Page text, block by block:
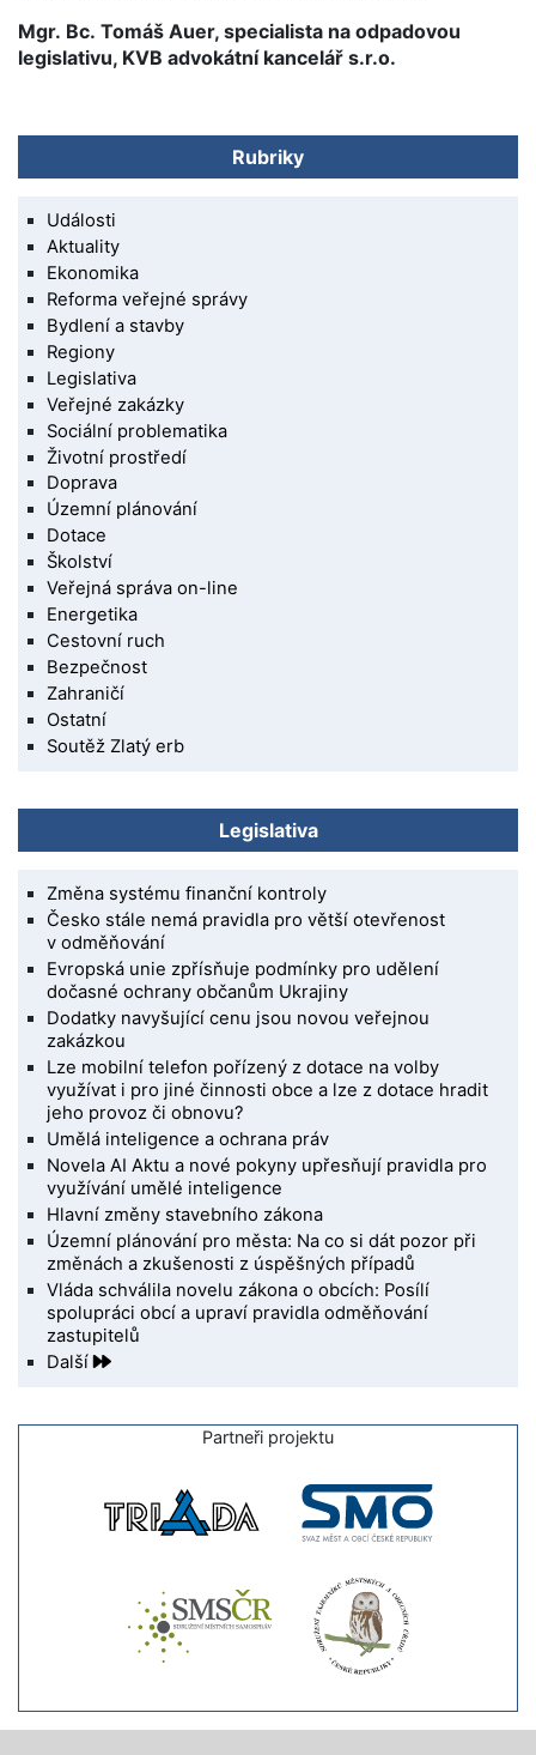
Mgr. Bc. Tomáš Auer, specialista na odpadovou
legislativu, KVB advokátní kancelář s.r.o.
Rubriky
Události
Aktuality
Ekonomika
Reforma veřejné správy
Bydlení a stavby
Regiony
Legislativa
Veřejné zakázky
Sociální problematika
Životní prostředí
Doprava
Územní plánování
Dotace
Školství
Veřejná správa on-line
Energetika
Cestovní ruch
Bezpečnost
Zahraničí
Ostatní
Soutěž Zlatý erb
Legislativa
Změna systému finanční kontroly
Česko stále nemá pravidla pro větší otevřenost
v odměňování
Evropská unie zpřísňuje podmínky pro udělení
dočasné ochrany občanům Ukrajiny
Dodatky navyšující cenu jsou novou veřejnou
zakázkou
Lze mobilní telefon pořízený z dotace na volby
využívat i pro jiné činnosti obce a lze z dotace hradit
jeho provoz či obnovu?
Umělá inteligence a ochrana práv
Novela AI Aktu a nové pokyny upřesňují pravidla pro
využívání umělé inteligence
Hlavní změny stavebního zákona
Územní plánování pro města: Na co si dát pozor při
změnách a zkušenosti z úspěšných případů
Vláda schválila novelu zákona o obcích: Posílí
spolupráci obcí a upraví pravidla odměňování
zastupitelů
Další
Partneři projektu